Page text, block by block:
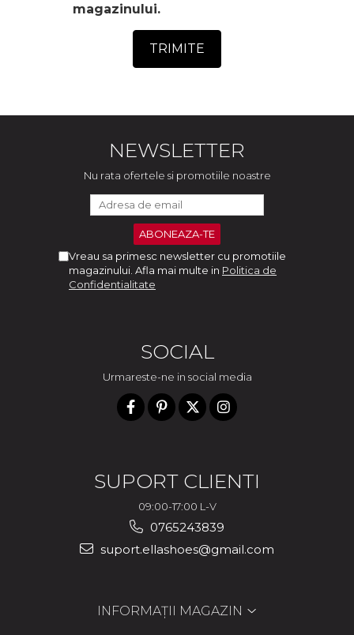
magazinului.
TRIMITE
NEWSLETTER
Nu rata ofertele si promotiile noastre
Vreau sa primesc newsletter cu promotiile
magazinului. Afla mai multe in Politica de
Confidentialitate
SOCIAL
Urmareste-ne in social media
SUPORT CLIENTI
09:00-17:00 L-V
0765243839
suport.ellashoes@gmail.com
INFORMAȚII MAGAZIN